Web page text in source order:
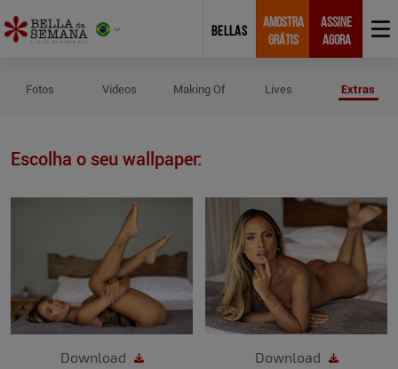
BELLAS
AMOSTRA
GRÁTIS
ASSINE
AGORA
Fotos Videos Making Of Lives Extras
Escolha o seu wallpaper:
Download Download